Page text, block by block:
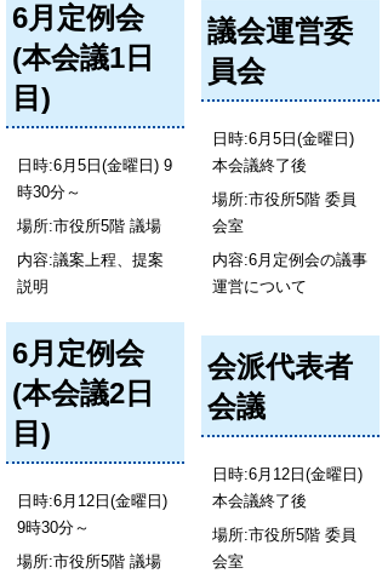
6月定例会
(本会議1日
目)
日時:6月5日(金曜日) 9
時30分～
場所:市役所5階 議場
内容:議案上程、提案
説明
議会運営委
員会
日時:6月5日(金曜日)
本会議終了後
場所:市役所5階 委員
会室
内容:6月定例会の議事
運営について
6月定例会
(本会議2日
目)
日時:6月12日(金曜日)
9時30分～
場所:市役所5階 議場
会派代表者
会議
日時:6月12日(金曜日)
本会議終了後
場所:市役所5階 委員
会室